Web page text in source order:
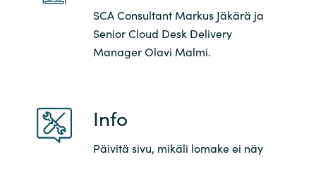
Singapore
Spain
SCA Consultant Markus Jäkärä ja
Senior Cloud Desk Delivery
Manager Olavi Malmi.
Info
Päivitä sivu, mikäli lomake ei näy